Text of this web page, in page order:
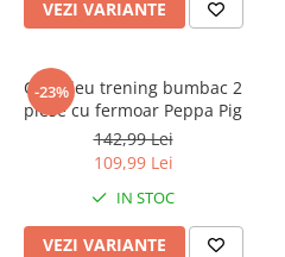
VEZI VARIANTE
-23%
Compleu trening bumbac 2
piese cu fermoar Peppa Pig
142,99 Lei
109,99 Lei
IN STOC
VEZI VARIANTE